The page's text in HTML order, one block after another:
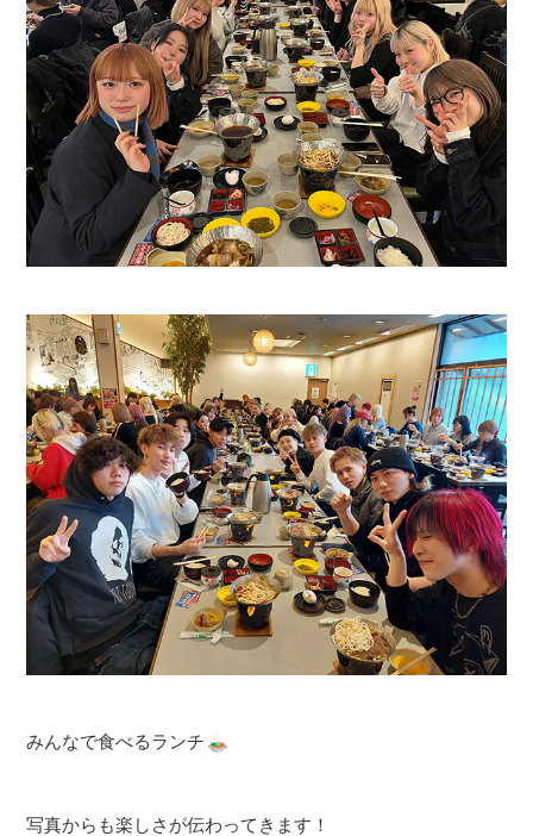
みんなで食べるランチ
写真からも楽しさが伝わってきます！